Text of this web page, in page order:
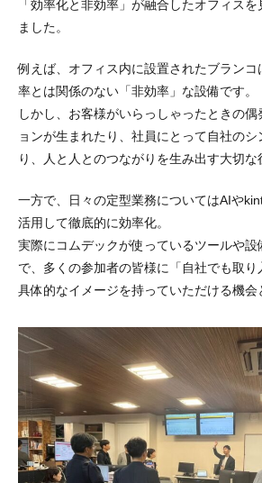
「効率化と非効率」が融合したオフィス
ました。
例えば、オフィス内に設置されたブラン
率とは関係のない「非効率」な設備です。
しかし、お客様がいらっしゃったときの
ョンが生まれたり、社員にとって自社の
り、人と人とのつながりを生み出す大切な
一方で、日々の定型業務についてはAIや
活用して徹底的に効率化。
実際にコムデックが使っているツールや設
で、多くの参加者の皆様に「自社でも取り
具体的なイメージを持っていただける機会